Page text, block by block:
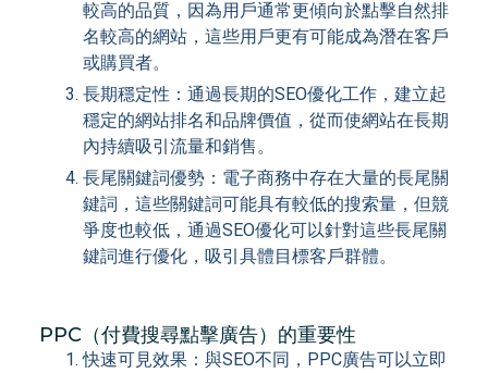
較高的品質，因為用戶通常更傾向於點擊自然排
名較高的網站，這些用戶更有可能成為潛在客戶
或購買者。
長期穩定性：通過長期的SEO優化工作，建立起
穩定的網站排名和品牌價值，從而使網站在長期
內持續吸引流量和銷售。
長尾關鍵詞優勢：電子商務中存在大量的長尾關
鍵詞，這些關鍵詞可能具有較低的搜索量，但競
爭度也較低，通過SEO優化可以針對這些長尾關
鍵詞進行優化，吸引具體目標客戶群體。
PPC（付費搜尋點擊廣告）的重要性
快速可見效果：與SEO不同，PPC廣告可以立即